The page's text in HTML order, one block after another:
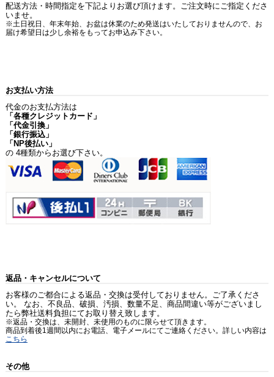
配送方法・時間指定を下記よりお選び頂けます。ご注文時にご指定くださ
いませ。
※土日祝日、年末年始、お盆は休業のため発送はいたしておりませんので、お
届け希望日は少し余裕をもってお申込み下さい。
お支払い方法
代金のお支払方法は
「各種クレジットカード」
「代金引換」
「銀行振込」
「NP後払い」
の 4種類からお選び下さい。
返品・キャンセルについて
お客様のご都合による返品・交換は受付しておりません。ご了承くださ
い。 なお、不良品、破損、汚損、数量不足、商品間違い等がございまし
たら弊社送料負担にてお取り替え致します。
※返品・交換は、未開封、未使用のものに限らせて頂きます。
商品到着後1週間以内にお電話、電子メールにてご連絡ください。詳しい内容は
こちら
その他